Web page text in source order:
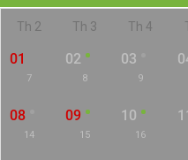
Th 2 Th 3 Th 4
01
7
02
8
03
9
08
14
09
15
10
16